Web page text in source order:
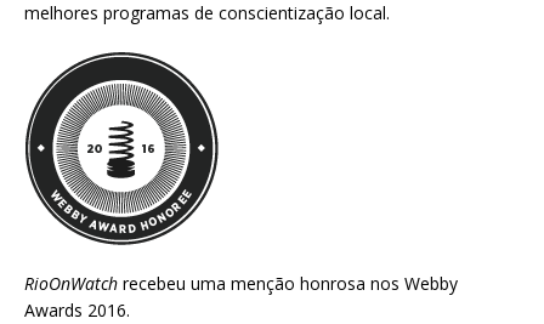
melhores programas de conscientização local.
RioOnWatch recebeu uma menção honrosa nos Webby
Awards 2016.